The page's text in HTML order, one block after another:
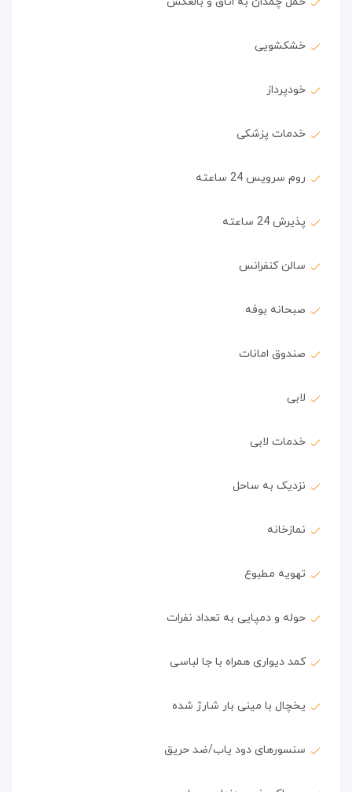
خشکشویی
خودپرداز
خدمات پزشکی
روم سرویس 24 ساعته
پذیرش 24 ساعته
سالن کنفرانس
صبحانه بوفه
صندوق امانات
لابی
خدمات لابی
نزدیک به ساحل
نمازخانه
تهویه مطبوع
حوله و دمپایی به تعداد نفرات
کمد دیواری همراه با جا لباسی
یخچال با مینی بار شارژ شده
سنسورهای دود یاب/ضد حریق